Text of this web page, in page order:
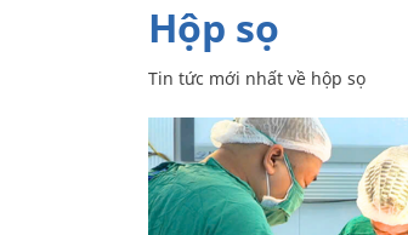
hộp sọ
Tin tức mới nhất về hộp sọ